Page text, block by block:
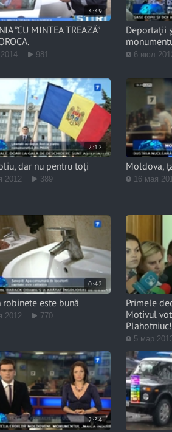
3:39
”CU MINTEA TREAZĂ”
981
Deportaţii
6 июл
2:12
dar nu pentru toţi
2012 389
Moldova,
16 мая
0:42
robinete este bună
2012 770
Primele
Motivul
Plahotniuc!
5 мар
2:34